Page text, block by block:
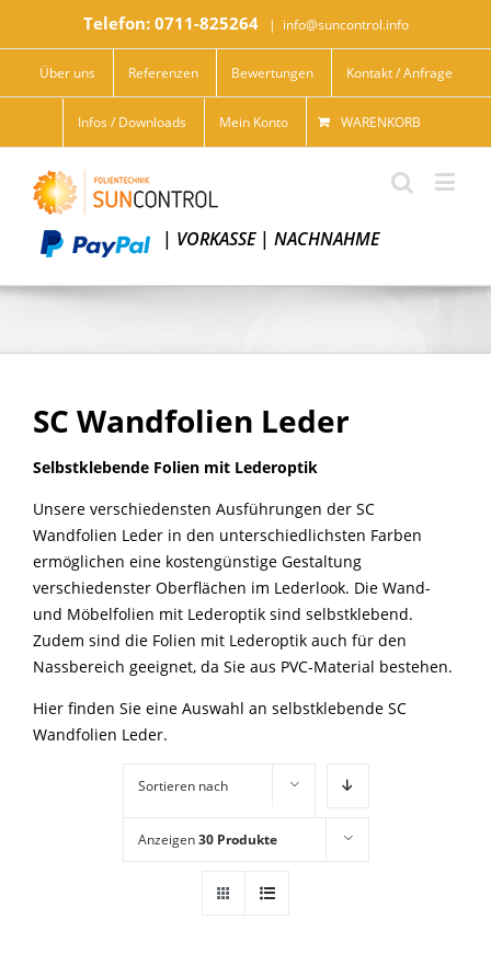
Telefon: 0711-825264 | info@suncontrol.info
Über uns Referenzen Bewertungen Kontakt / Anfrage
Infos / Downloads Mein Konto WARENKORB
| VORKASSE| NACHNAHME
SC Wandfolien Leder
Selbstklebende Folien mit Lederoptik
Unsere verschiedensten Ausführungen der SC
Wandfolien Leder in den unterschiedlichsten Farben
ermöglichen eine kostengünstige Gestaltung
verschiedenster Oberflächen im Lederlook. Die Wand-
und Möbelfolien mit Lederoptik sind selbstklebend.
Zudem sind die Folien mit Lederoptik auch für den
Nassbereich geeignet, da Sie aus PVC-Material bestehen.
Hier finden Sie eine Auswahl an selbstklebende SC
Wandfolien Leder.
Sortieren nach
Anzeigen30 Produkte